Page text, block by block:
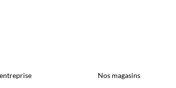
Nos magasins